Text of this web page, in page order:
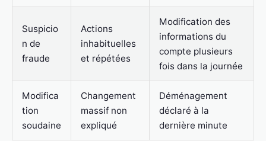
Suspicio
n de
fraude
Actions
inhabituelles
et répétées
Modification des
informations du
compte plusieurs
fois dans la journée
Modifica
tion
soudaine
Changement
massif non
expliqué
Déménagement
déclaré à la
dernière minute